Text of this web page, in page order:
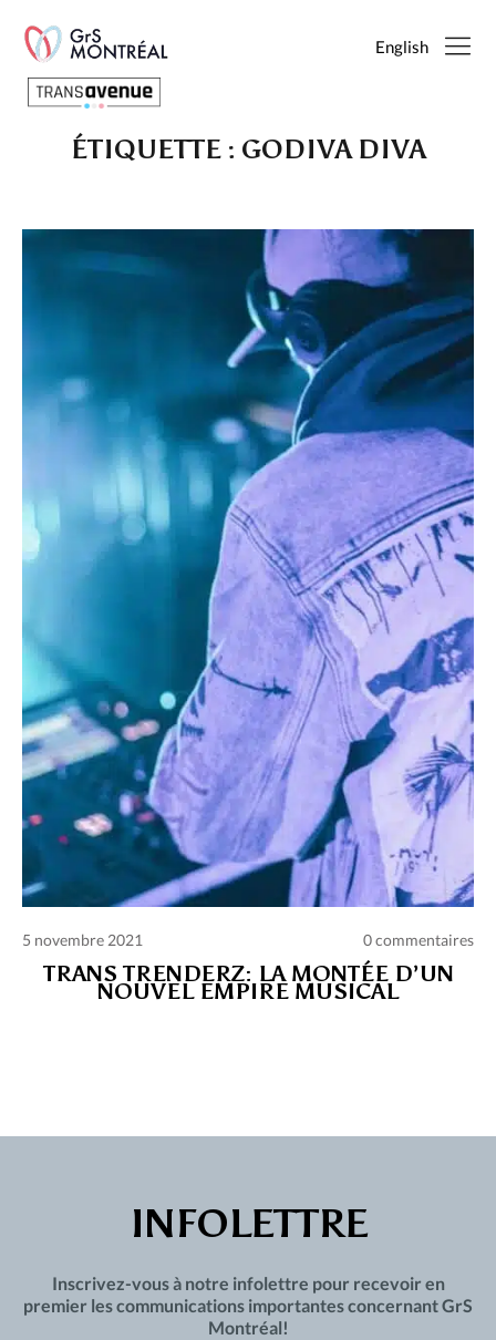
English
Français
English
SEARCH
PAGES
Charte des commentaires et publications
Conditions d’utilisation
Nous contacter
Politique de confidentialité
ÉTIQUETTE : GODIVA DIVA
5 novembre 2021 0 commentaires
TRANS TRENDERZ: LA MONTÉE D’UN
NOUVEL EMPIRE MUSICAL
INFOLETTRE
Inscrivez-vous à notre infolettre pour recevoir en
premier les communications importantes concernant GrS
Montréal!